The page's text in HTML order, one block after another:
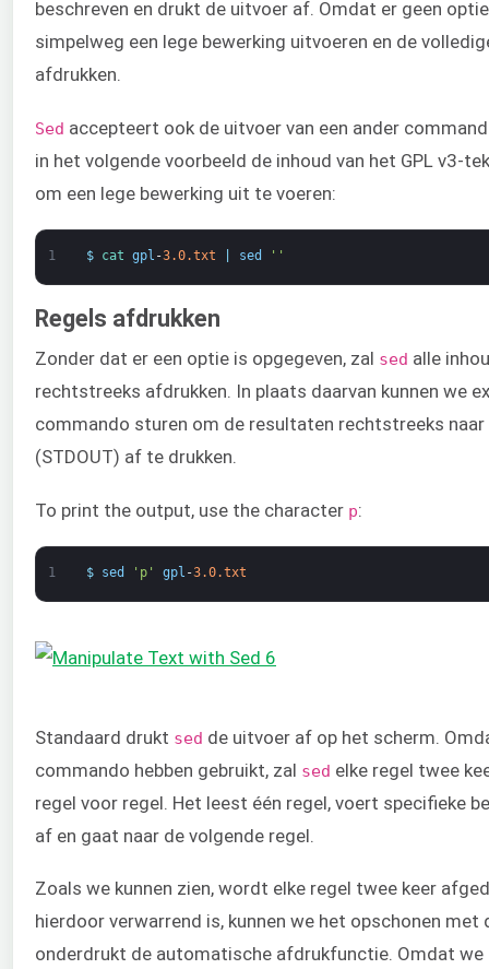
beschreven en drukt de uitvoer af. Omdat er geen
simpelweg een lege bewerking uitvoeren en de
afdrukken.
Sed accepteert ook de uitvoer van een ander
in het volgende voorbeeld de inhoud van het GPL v3-
om een lege bewerking uit te voeren:
1 $ cat gpl -3.0.txt sed ''
Regels afdrukken
Zonder dat er een optie is opgegeven, zal sed alle
rechtstreeks afdrukken. In plaats daarvan kunnen we
commando sturen om de resultaten rechtstreeks
(STDOUT) af te drukken.
To print the output, use the character p:
1 $ sed 'p' gpl -3.0.txt
Standaard drukt sed de uitvoer af op het scherm.
commando hebben gebruikt, zal sed elke regel twee
regel voor regel. Het leest één regel, voert specifieke
af en gaat naar de volgende regel.
Zoals we kunnen zien, wordt elke regel twee keer
hierdoor verwarrend is, kunnen we het opschonen
onderdrukt de automatische afdrukfunctie. Omdat